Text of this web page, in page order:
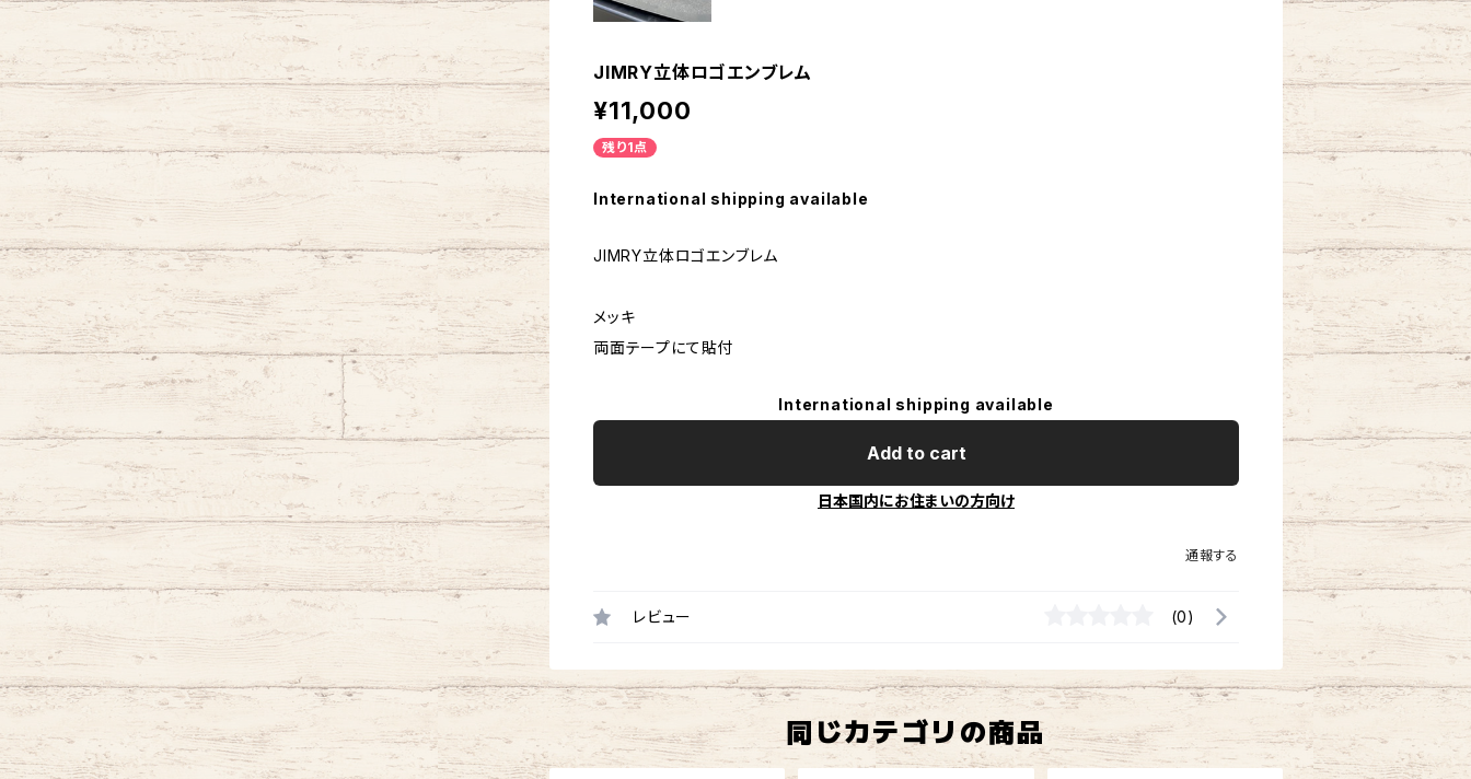
JIMRY立体ロゴエンブレム
¥11,000
残り1点
International shipping available
JIMRY立体ロゴエンブレム
メッキ
両面テープにて貼付
International shipping available
Add to cart
日本国内にお住まいの方向け
通報する
レビュー (0)
同じカテゴリの商品